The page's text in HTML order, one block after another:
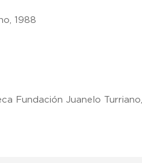
1988
Fundación Juanelo Turriano,